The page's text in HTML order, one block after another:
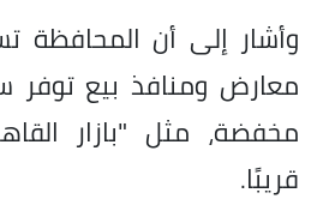
وأشار إلى أن المحافظة
معارض ومنافذ بيع توفر
مخفضة، مثل "بازار
قريبًا.